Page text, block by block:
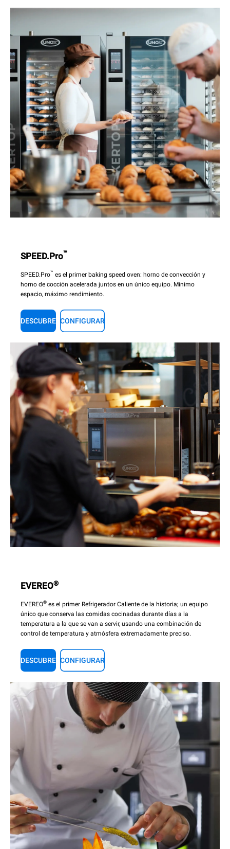
SPEED.Pro™
SPEED.Pro™ es el primer baking speed oven: horno de convección y
horno de cocción acelerada juntos en un único equipo. Mínimo
espacio, máximo rendimiento.
DESCUBRE CONFIGURAR
EVEREO®
EVEREO® es el primer Refrigerador Caliente de la historia; un equipo
único que conserva las comidas cocinadas durante días a la
temperatura a la que se van a servir, usando una combinación de
control de temperatura y atmósfera extremadamente preciso.
DESCUBRE CONFIGURAR